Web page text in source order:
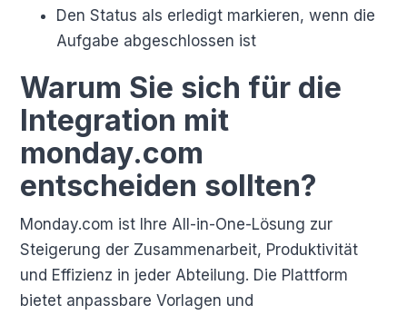
Den Status als erledigt markieren, wenn die
Aufgabe abgeschlossen ist
Warum Sie sich für die
Integration mit
monday.com
entscheiden sollten?
Monday.com ist Ihre All-in-One-Lösung zur
Steigerung der Zusammenarbeit, Produktivität
und Effizienz in jeder Abteilung. Die Plattform
bietet anpassbare Vorlagen und